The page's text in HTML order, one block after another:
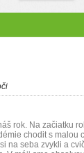
rok. Na začiatku
chodit s malou
na seba zvykli a